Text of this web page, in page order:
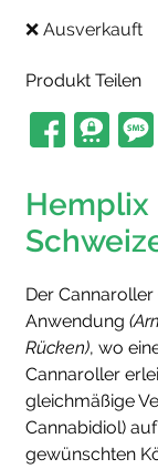
❌ Ausverkauft
Produkt Teilen
Hemplix
Der
Anwendung
Rücken), wo
Cannaroller
gleichmäßige
Cannabidiol)
gewünschten